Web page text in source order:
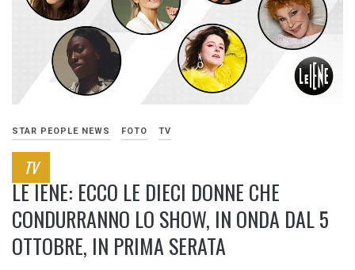
STAR PEOPLE NEWS FOTO TV
TV
LE IENE: ECCO LE DIECI DONNE CHE
CONDURRANNO LO SHOW, IN ONDA DAL 5
OTTOBRE, IN PRIMA SERATA